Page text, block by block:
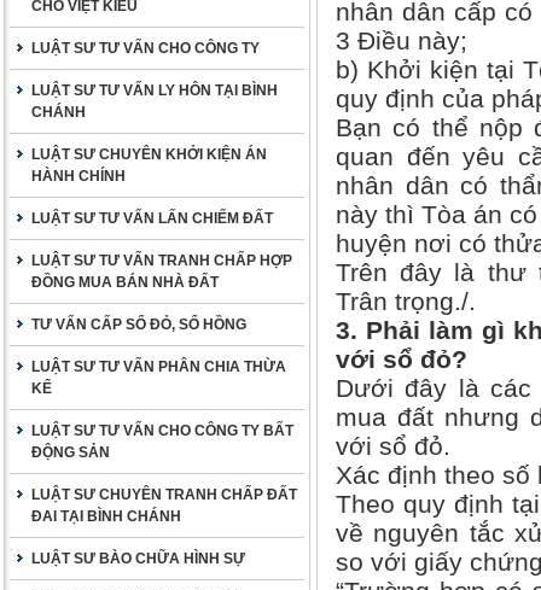
CHO VIỆT KIỀU
LUẬT SƯ TƯ VẤN CHO CÔNG TY
LUẬT SƯ TƯ VẤN LY HÔN TẠI BÌNH
CHÁNH
LUẬT SƯ CHUYÊN KHỞI KIỆN ÁN
HÀNH CHÍNH
LUẬT SƯ TƯ VẤN LẤN CHIẾM ĐẤT
LUẬT SƯ TƯ VẤN TRANH CHẤP HỢP
ĐỒNG MUA BÁN NHÀ ĐẤT
TƯ VẤN CẤP SỔ ĐỎ, SỔ HỒNG
LUẬT SƯ TƯ VẤN PHÂN CHIA THỪA
KẾ
LUẬT SƯ TƯ VẤN CHO CÔNG TY BẤT
ĐỘNG SẢN
LUẬT SƯ CHUYÊN TRANH CHẤP ĐẤT
ĐAI TẠI BÌNH CHÁNH
LUẬT SƯ BÀO CHỮA HÌNH SỰ
nhân dân cấp
3 Điều này;
b) Khởi kiện tại
quy định của
Bạn có thể nộp
quan đến yêu
nhân dân có
này thì Tòa án
huyện nơi có
Trên đây là thư
Trân trọng./.
3. Phải làm gì
với sổ đỏ?
Dưới đây là
mua đất nhưng
với sổ đỏ.
Xác định theo
Theo quy định
về nguyên tắc
so với giấy